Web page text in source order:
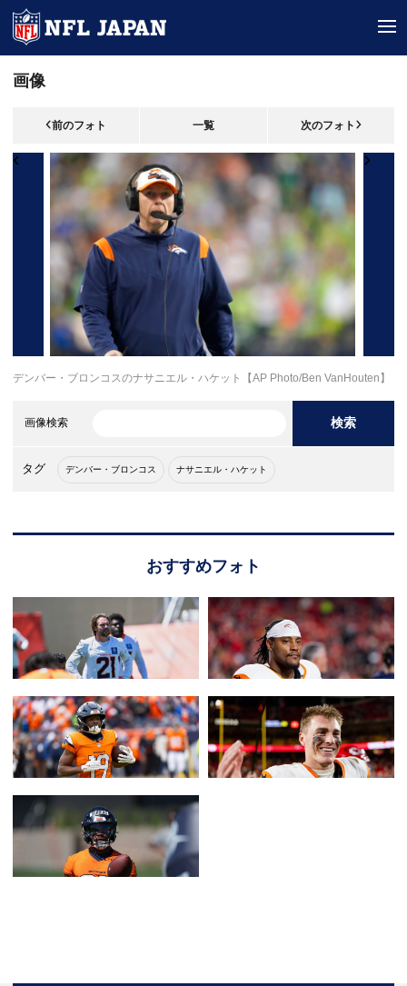
画像
前のフォト 一覧 次のフォト
デンバー・ブロンコスのナサニエル・ハケット【AP Photo/Ben VanHouten】
画像検索 検索
タグ デンバー・ブロンコス ナサニエル・ハケット
おすすめフォト